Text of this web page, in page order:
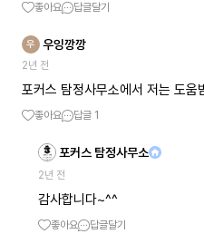
좋아요 답글달기
우 우잉깡깡
2년 전
포커스 탐정사무소에서 저는 도움
좋아요 답글 1
포커스 탐정사무소
2년 전
감사합니다~^^
좋아요 답글달기